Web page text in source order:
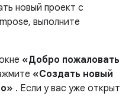
новый проект с
выполните
«Добро пожаловать
«Создать новый
. Если у вас уже открыт